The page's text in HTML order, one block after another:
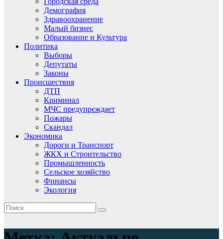
Демография
Здравоохранение
Малый бизнес
Образование и Культура
Политика
Выборы
Депутаты
Законы
Происшествия
ДТП
Криминал
МЧС предупреждает
Пожары
Скандал
Экономика
Дороги и Транспорт
ЖКХ и Строительство
Промышленность
Сельское хозяйство
Финансы
Экология